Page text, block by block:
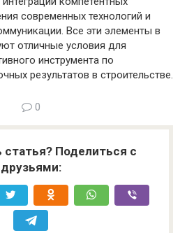
современных технологий и
Все эти элементы в
отличные условия для
инструмента по
результатов в строительстве.
0
статья? Поделиться с
друзьями: